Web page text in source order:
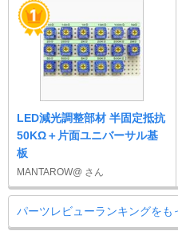
LED減光調整部材 半固定抵抗
50KΩ＋片面ユニバーサル基
板
MANTAROW@ さん
パーツレビューランキングをも